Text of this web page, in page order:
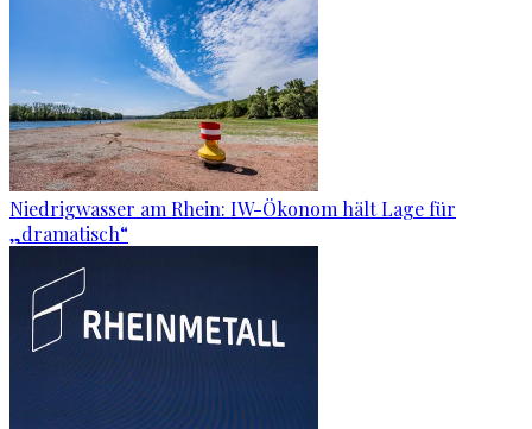
Niedrigwasser am Rhein: IW-Ökonom hält Lage für
„dramatisch“